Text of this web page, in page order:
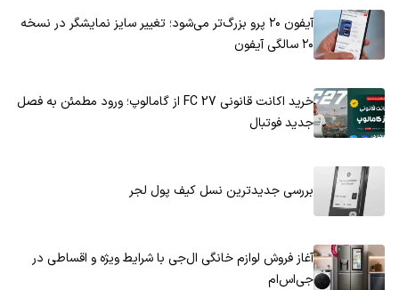
آیفون ۲۰ پرو بزرگ‌تر می‌شود؛ تغییر سایز نمایشگر در نسخه
۲۰ سالگی آیفون
خرید اکانت قانونی FC 27 از گامالوپ؛ ورود مطمئن به فصل
جدید فوتبال
بررسی جدیدترین نسل کیف پول لجر
آغاز فروش لوازم خانگی ال‌جی با شرایط ویژه و اقساطی در
جی‌اس‌ام